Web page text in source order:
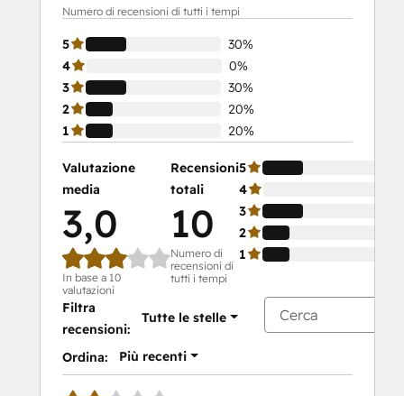
Numero di recensioni di tutti i tempi
5
30%
4
0%
3
30%
2
20%
1
20%
Valutazione
media
3,0
In base a 10
valutazioni
Recensioni
totali
10
Numero di
recensioni di
tutti i tempi
5
4
3
2
1
Filtra
recensioni:
Tutte le stelle
Ordina: Più recenti